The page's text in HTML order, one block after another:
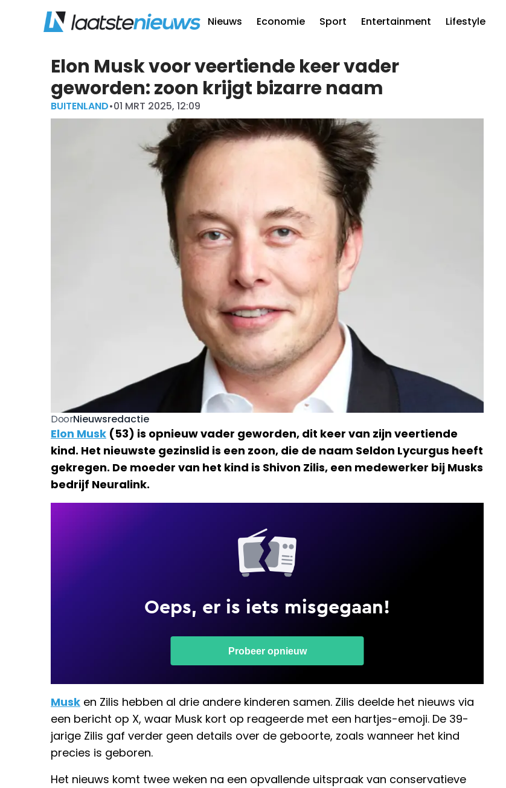
Nieuws Economie Sport Entertainment Lifestyle
Elon Musk voor veertiende keer vader
geworden: zoon krijgt bizarre naam
BUITENLAND•01 MRT 2025, 12:09
DoorNieuwsredactie
Elon Musk (53) is opnieuw vader geworden, dit keer van zijn veertiende
kind. Het nieuwste gezinslid is een zoon, die de naam Seldon Lycurgus heeft
gekregen. De moeder van het kind is Shivon Zilis, een medewerker bij Musks
bedrijf Neuralink.
Musk en Zilis hebben al drie andere kinderen samen. Zilis deelde het nieuws via
een bericht op X, waar Musk kort op reageerde met een hartjes-emoji. De 39-
jarige Zilis gaf verder geen details over de geboorte, zoals wanneer het kind
precies is geboren.
Het nieuws komt twee weken na een opvallende uitspraak van conservatieve